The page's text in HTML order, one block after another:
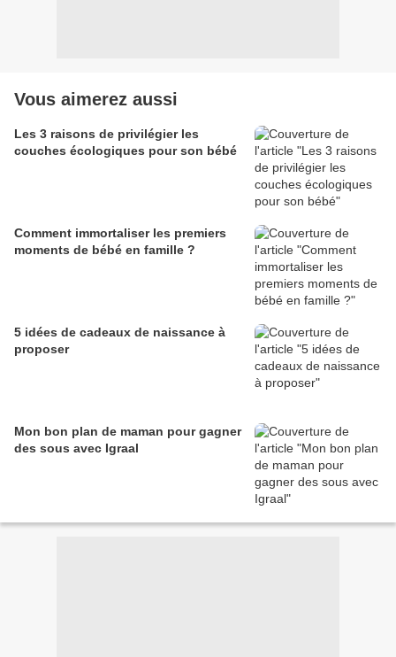
Vous aimerez aussi
Les 3 raisons de privilégier les
couches écologiques pour son bébé
Comment immortaliser les premiers
moments de bébé en famille ?
5 idées de cadeaux de naissance à
proposer
Mon bon plan de maman pour gagner
des sous avec Igraal